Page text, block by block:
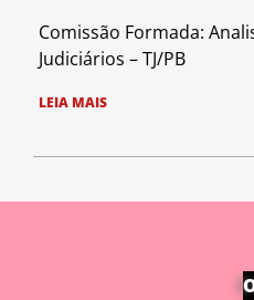
Comissão Formada:
Judiciários – TJ/PB
LEIA MAIS